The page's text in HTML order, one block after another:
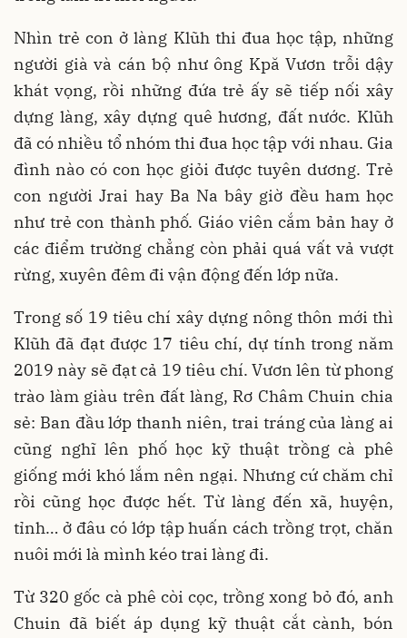
Nhìn trẻ con ở làng Klũh thi đua học tập, những
người già và cán bộ như ông Kpă Vươn trỗi dậy
khát vọng, rồi những đứa trẻ ấy sẽ tiếp nối xây
dựng làng, xây dựng quê hương, đất nước. Klũh
đã có nhiều tổ nhóm thi đua học tập với nhau. Gia
đình nào có con học giỏi được tuyên dương. Trẻ
con người Jrai hay Ba Na bây giờ đều ham học
như trẻ con thành phố. Giáo viên cắm bản hay ở
các điểm trường chẳng còn phải quá vất vả vượt
rừng, xuyên đêm đi vận động đến lớp nữa.
Trong số 19 tiêu chí xây dựng nông thôn mới thì
Klũh đã đạt được 17 tiêu chí, dự tính trong năm
2019 này sẽ đạt cả 19 tiêu chí. Vươn lên từ phong
trào làm giàu trên đất làng, Rơ Châm Chuin chia
sẻ: Ban đầu lớp thanh niên, trai tráng của làng ai
cũng nghĩ lên phố học kỹ thuật trồng cà phê
giống mới khó lắm nên ngại. Nhưng cứ chăm chỉ
rồi cũng học được hết. Từ làng đến xã, huyện,
tỉnh… ở đâu có lớp tập huấn cách trồng trọt, chăn
nuôi mới là mình kéo trai làng đi.
Từ 320 gốc cà phê còi cọc, trồng xong bỏ đó, anh
Chuin đã biết áp dụng kỹ thuật cắt cành, bón